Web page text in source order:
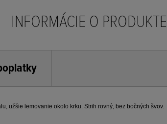
INFORMÁCIE O PRODUKTE
užšie lemovanie okolo krku. Strih rovný, bez bočných švov.